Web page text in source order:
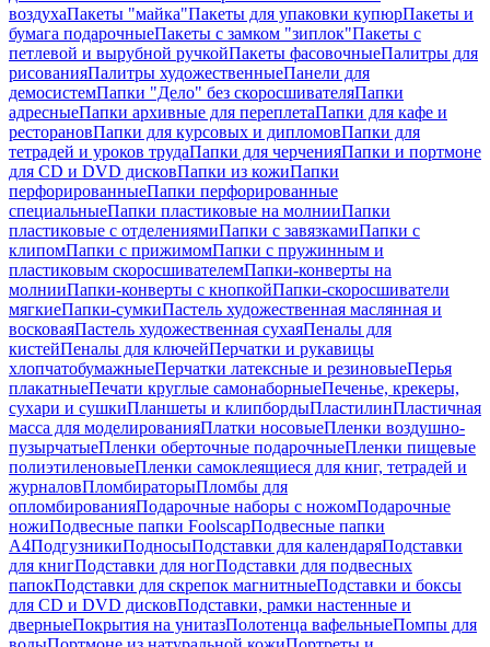
воздухаПакеты "майка"Пакеты для упаковки купюрПакеты и
бумага подарочныеПакеты с замком "зиплок"Пакеты с
петлевой и вырубной ручкойПакеты фасовочныеПалитры для
рисованияПалитры художественныеПанели для
демосистемПапки "Дело" без скоросшивателяПапки
адресныеПапки архивные для переплетаПапки для кафе и
ресторановПапки для курсовых и дипломовПапки для
тетрадей и уроков трудаПапки для черченияПапки и портмоне
для CD и DVD дисковПапки из кожиПапки
перфорированныеПапки перфорированные
специальныеПапки пластиковые на молнииПапки
пластиковые с отделениямиПапки с завязкамиПапки с
клипомПапки с прижимомПапки с пружинным и
пластиковым скоросшивателемПапки-конверты на
молнииПапки-конверты с кнопкойПапки-скоросшиватели
мягкиеПапки-сумкиПастель художественная маслянная и
восковаяПастель художественная сухаяПеналы для
кистейПеналы для ключейПерчатки и рукавицы
хлопчатобумажныеПерчатки латексные и резиновыеПерья
плакатныеПечати круглые самонаборныеПеченье, крекеры,
сухари и сушкиПланшеты и клипбордыПластилинПластичная
масса для моделированияПлатки носовыеПленки воздушно-
пузырчатыеПленки оберточные подарочныеПленки пищевые
полиэтиленовыеПленки самоклеящиеся для книг, тетрадей и
журналовПломбираторыПломбы для
опломбированияПодарочные наборы с ножомПодарочные
ножиПодвесные папки FoolscapПодвесные папки
А4ПодгузникиПодносыПодставки для календаряПодставки
для книгПодставки для ногПодставки для подвесных
папокПодставки для скрепок магнитныеПодставки и боксы
для CD и DVD дисковПодставки, рамки настенные и
дверныеПокрытия на унитазПолотенца вафельныеПомпы для